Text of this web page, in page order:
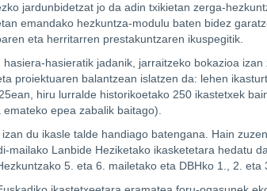
jardunbidetzat jo da adin txikietan zerga-
emandako hezkuntza-modulu baten bidez
eta herritarren prestakuntzaren ikuspegitik.
hasieratik jadanik, jarraitzeko bokazioa
proiektuaren balantzean islatzen da: lehen
hiru lurralde historikoetako 250 ikastetxek
epea zabalik baitago).
du ikasle talde handiago batengana. Hain
mailako Lanbide Heziketako ikasketetara hedatu
5. eta 6. mailetako eta DBHko 1., 2. eta